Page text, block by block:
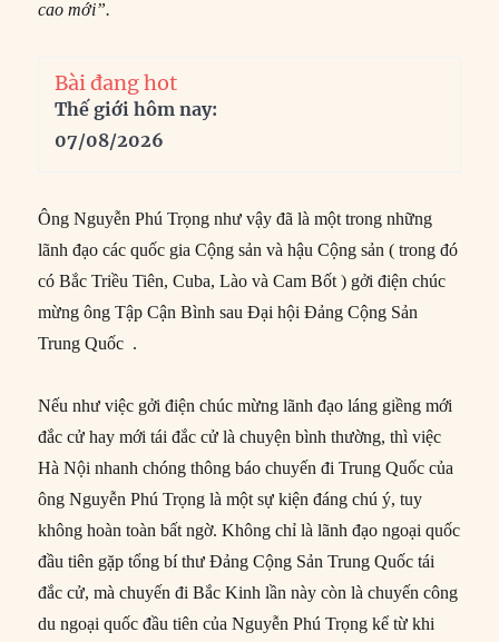
cao mới”.
Bài đang hot
Thế giới hôm nay:
07/08/2026
Ông Nguyễn Phú Trọng như vậy đã là một trong những
lãnh đạo các quốc gia Cộng sản và hậu Cộng sản ( trong đó
có Bắc Triều Tiên, Cuba, Lào và Cam Bốt ) gởi điện chúc
mừng ông Tập Cận Bình sau Đại hội Đảng Cộng Sản
Trung Quốc .
Nếu như việc gởi điện chúc mừng lãnh đạo láng giềng mới
đắc cử hay mới tái đắc cử là chuyện bình thường, thì việc
Hà Nội nhanh chóng thông báo chuyến đi Trung Quốc của
ông Nguyễn Phú Trọng là một sự kiện đáng chú ý, tuy
không hoàn toàn bất ngờ. Không chỉ là lãnh đạo ngoại quốc
đầu tiên gặp tổng bí thư Đảng Cộng Sản Trung Quốc tái
đắc cử, mà chuyến đi Bắc Kinh lần này còn là chuyến công
du ngoại quốc đầu tiên của Nguyễn Phú Trọng kể từ khi